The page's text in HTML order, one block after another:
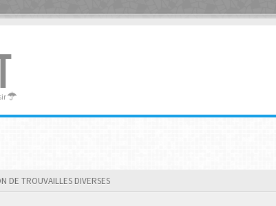
DE TROUVAILLES DIVERSES